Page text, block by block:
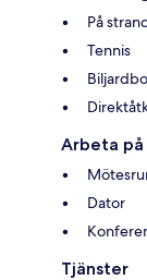
På
Tennis
Arbeta på
Dator
Tjänster